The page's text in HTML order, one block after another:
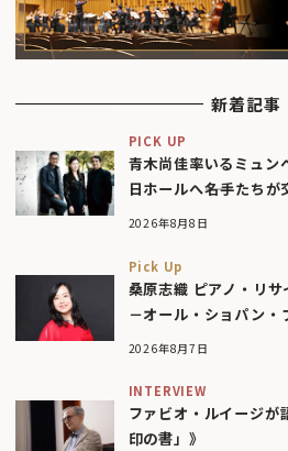
新着記事
PICK UP
青木尚佳率いるミュン
日ホールへ――名手たち
2026年8月8日
Pick Up
桑原志織 ピアノ・リサ
－オール・ショパン・
2026年8月7日
INTERVIEW
ファビオ・ルイージが
印の書」》